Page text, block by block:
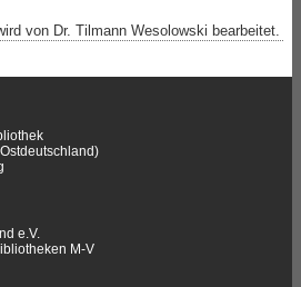
von Dr. Tilmann Wesolowski bearbeitet.
e.V.
M-V